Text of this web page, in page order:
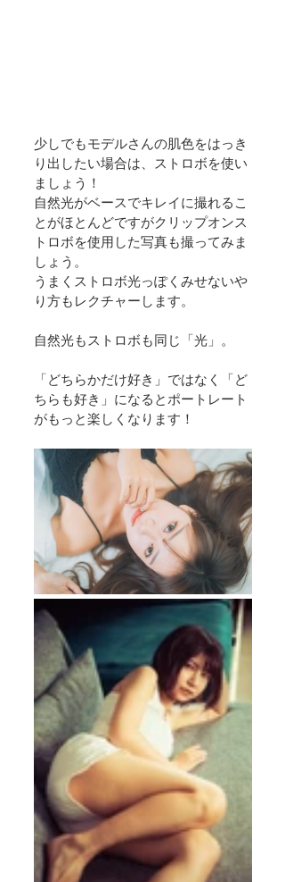
少しでもモデルさんの肌色をはっき
り出したい場合は、ストロボを使い
ましょう！
自然光がベースでキレイに撮れるこ
とがほとんどですがクリップオンス
トロボを使用した写真も撮ってみま
しょう。
うまくストロボ光っぽくみせないや
り方もレクチャーします。
自然光もストロボも同じ「光」。
「どちらかだけ好き」ではなく「ど
ちらも好き」になるとポートレート
がもっと楽しくなります！